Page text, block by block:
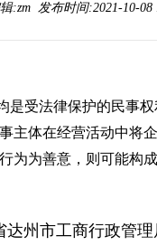
:zm 发布时间:2021-10-
是受法律保护的民事
主体在经营活动中将
为为善意，则可能构
达州市工商行政管